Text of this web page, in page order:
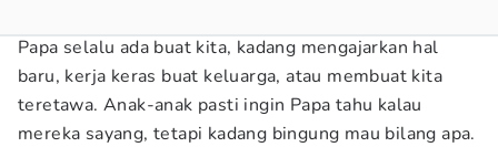
Papa selalu ada buat kita, kadang mengajarkan hal
baru, kerja keras buat keluarga, atau membuat kita
teretawa. Anak-anak pasti ingin Papa tahu kalau
mereka sayang, tetapi kadang bingung mau bilang apa.